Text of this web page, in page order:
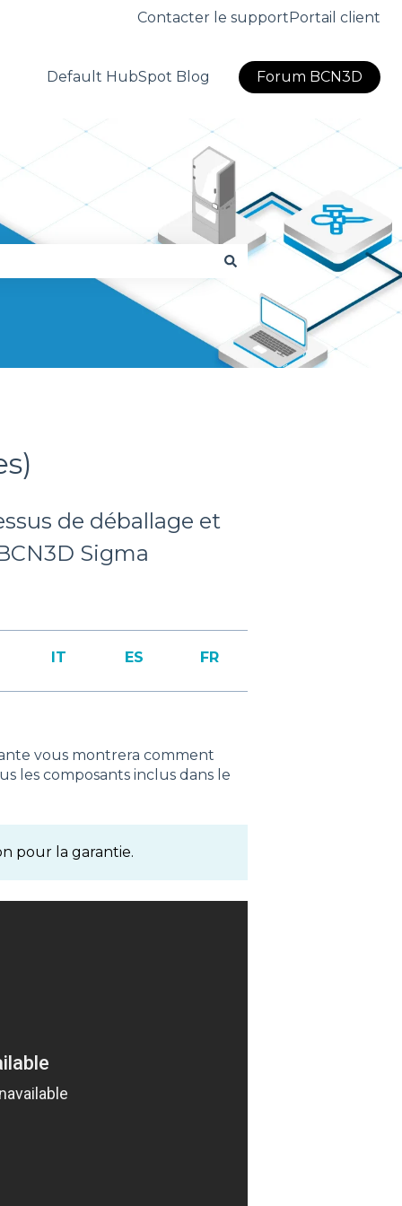
Contacter le supportPortail client
Default HubSpot Blog Forum BCN3D
de déballage et
Sigma
IT ES FR
vous montrera comment
les composants inclus dans le
pour la garantie.